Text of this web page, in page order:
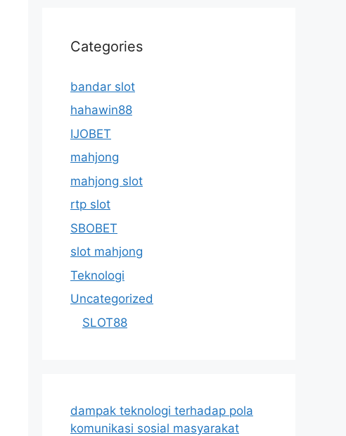
Categories
bandar slot
hahawin88
IJOBET
mahjong
mahjong slot
rtp slot
SBOBET
slot mahjong
Teknologi
Uncategorized
SLOT88
dampak teknologi terhadap pola
komunikasi sosial masyarakat